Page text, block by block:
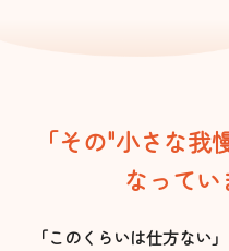
「その"小さな
なってい
「このくらいは仕方ない